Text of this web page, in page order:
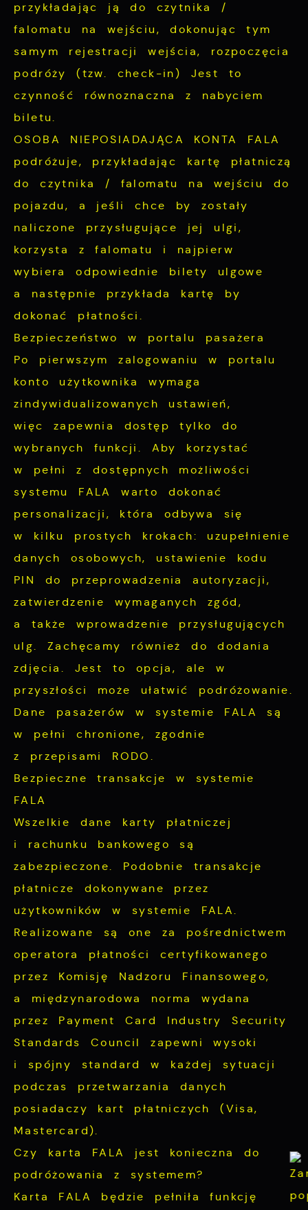
przykładając ją do czytnika /
falomatu na wejściu, dokonując tym
samym rejestracji wejścia, rozpoczęcia
podróży (tzw. check-in) Jest to
czynność równoznaczna z nabyciem
biletu.
OSOBA NIEPOSIADAJĄCA KONTA FALA
podróżuje, przykładając kartę płatniczą
do czytnika / falomatu na wejściu do
pojazdu, a jeśli chce by zostały
naliczone przysługujące jej ulgi,
korzysta z falomatu i najpierw
wybiera odpowiednie bilety ulgowe
a następnie przykłada kartę by
dokonać płatności.
Bezpieczeństwo w portalu pasażera
Po pierwszym zalogowaniu w portalu
konto użytkownika wymaga
zindywidualizowanych ustawień,
więc zapewnia dostęp tylko do
wybranych funkcji. Aby korzystać
w pełni z dostępnych możliwości
systemu FALA warto dokonać
personalizacji, która odbywa się
w kilku prostych krokach: uzupełnienie
danych osobowych, ustawienie kodu
PIN do przeprowadzenia autoryzacji,
zatwierdzenie wymaganych zgód,
a także wprowadzenie przysługujących
ulg. Zachęcamy również do dodania
zdjęcia. Jest to opcja, ale w
przyszłości może ułatwić podróżowanie.
Dane pasażerów w systemie FALA są
w pełni chronione, zgodnie
z przepisami RODO.
Bezpieczne transakcje w systemie
FALA
Wszelkie dane karty płatniczej
i rachunku bankowego są
zabezpieczone. Podobnie transakcje
płatnicze dokonywane przez
użytkowników w systemie FALA.
Realizowane są one za pośrednictwem
operatora płatności certyfikowanego
przez Komisję Nadzoru Finansowego,
a międzynarodowa norma wydana
przez Payment Card Industry Security
Standards Council zapewni wysoki
i spójny standard w każdej sytuacji
podczas przetwarzania danych
posiadaczy kart płatniczych (Visa,
Mastercard).
Czy karta FALA jest konieczna do
podróżowania z systemem?
Karta FALA będzie pełniła funkcję